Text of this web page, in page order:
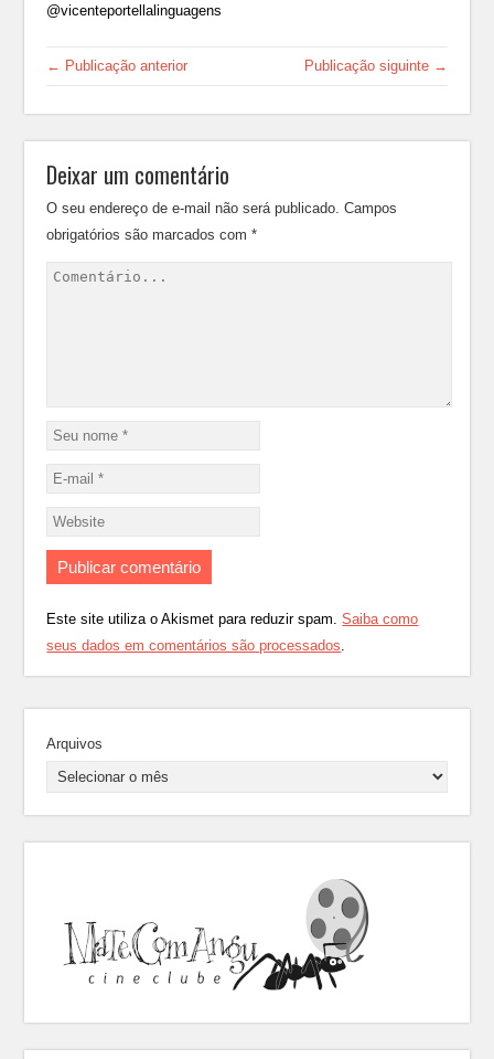
@vicenteportellalinguagens
← Publicação anterior Publicação siguinte →
Deixar um comentário
O seu endereço de e-mail não será publicado. Campos
obrigatórios são marcados com*
Este site utiliza o Akismet para reduzir spam.Saiba como
seus dados em comentários são processados
Arquivos